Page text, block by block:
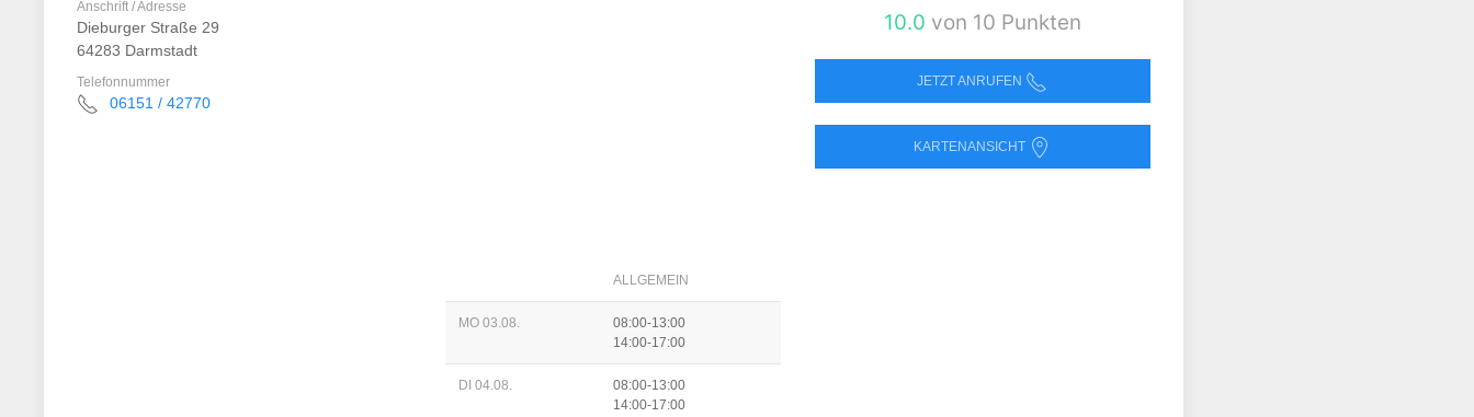
Anschrift / Adresse
Dieburger Straße 29
64283 Darmstadt
Telefonnummer
06151 / 42770
ALLGEMEIN
MO 03.08.
08:00-13:00
14:00-17:00
DI 04.08.
08:00-13:00
14:00-17:00
10.0 von 10 Punkten
JETZT ANRUFEN
KARTENANSICHT